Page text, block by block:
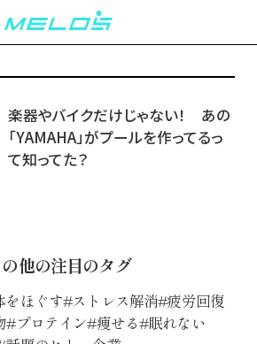
楽器やバイクだけじゃない！ あの
「YAMAHA」がプールを作ってるっ
て知ってた？
他の注目のタグ
をほぐす ストレス解消 疲労回復
プロテイン 痩せる 眠れない